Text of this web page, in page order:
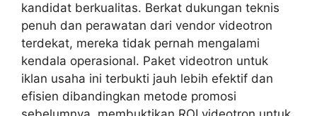
kandidat berkualitas. Berkat dukungan teknis
penuh dan perawatan dari vendor videotron
terdekat, mereka tidak pernah mengalami
kendala operasional. Paket videotron untuk
iklan usaha ini terbukti jauh lebih efektif dan
efisien dibandingkan metode promosi